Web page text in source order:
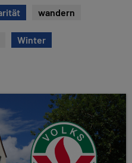
wandern
Winter